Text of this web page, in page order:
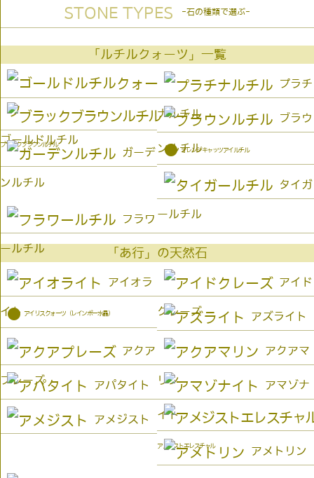
STONE TYPES -石の種類で選ぶ-
「ルチルクォーツ」一覧
ゴールドルチル
プラチ
ナルチル
ブラックブラウンルチル
ブラウ
ンルチル
ガーデ
ンルチル
● オレンジキャッツアイルチル
タイガ
ールチル
フラワ
ールチル 「あ行」の天然石
アイオラ
イト
アイド
クレーズ
● アイリスクォーツ（レインボー水晶） アズライト
アクア
プレーズ
アクアマ
リン
アパタイト アマゾナ
イト
アメジスト
アメジストエレスチャル アメトリン